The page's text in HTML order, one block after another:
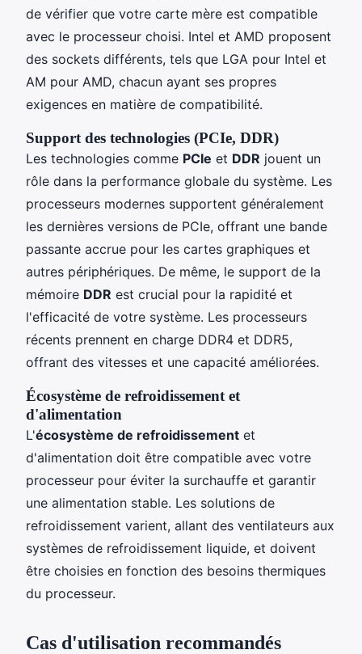
de vérifier que votre carte mère est compatible
avec le processeur choisi. Intel et AMD proposent
des sockets différents, tels que LGA pour Intel et
AM pour AMD, chacun ayant ses propres
exigences en matière de compatibilité.
Support des technologies (PCIe, DDR)
Les technologies comme PCIe et DDR jouent un
rôle dans la performance globale du système. Les
processeurs modernes supportent généralement
les dernières versions de PCIe, offrant une bande
passante accrue pour les cartes graphiques et
autres périphériques. De même, le support de la
mémoire DDR est crucial pour la rapidité et
l'efficacité de votre système. Les processeurs
récents prennent en charge DDR4 et DDR5,
offrant des vitesses et une capacité améliorées.
Écosystème de refroidissement et
d'alimentation
L'écosystème de refroidissement et
d'alimentation doit être compatible avec votre
processeur pour éviter la surchauffe et garantir
une alimentation stable. Les solutions de
refroidissement varient, allant des ventilateurs aux
systèmes de refroidissement liquide, et doivent
être choisies en fonction des besoins thermiques
du processeur.
Cas d'utilisation recommandés